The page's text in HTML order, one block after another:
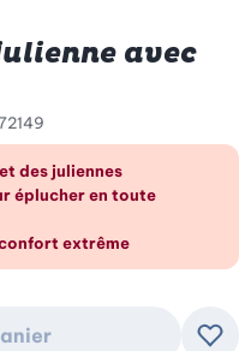
avec
coup d’œil
des juliennes
éplucher en toute
extrême